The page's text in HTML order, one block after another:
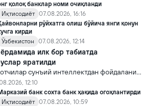
олиб келиши мумкин.
қолоқ банклар номи очиқланди
Иқтисодиёт 07.08.2026, 16:16
рўйхатга олиш бўйича янги қонун
кирди
Ўзбекистон
07.08.2026, 12:14
илк бор табиатда
яратилди
сунъий интеллектдан фойдаланиб
Бу кашфиёт янги ютуқларга умид уйғотиш
нотўғри мақсадда фойдаланиш борасидаги
12:10
банк сохта банк ҳақида огоҳлантирди
Иқтисодиёт 07.08.2026, 10:59